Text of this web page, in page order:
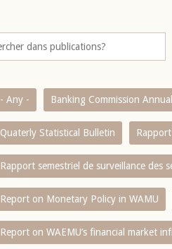
- Any - Banking Commission
Quaterly Statistical Bulletin
Rapport semestriel de surveillance des
Report on Monetary Policy in WAMU
Report on WAEMU’s financial market